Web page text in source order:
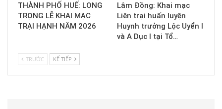
THÀNH PHỐ HUẾ: LONG
TRỌNG LỄ KHAI MẠC
TRẠI HẠNH NĂM 2026
Lâm Đồng: Khai mạc
Liên trại huấn luyện
Huynh trưởng Lộc Uyển I
và A Dục I tại Tổ…
TRƯỚC KẾ TIẾP